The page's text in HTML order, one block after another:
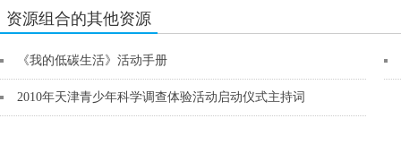
资源组合的其他资源
《我的低碳生活》活动手册
2010年天津青少年科学调查体验活动启动仪式主持词